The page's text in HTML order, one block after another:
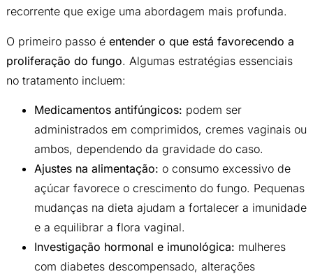
recorrente que exige uma abordagem mais profunda.
O primeiro passo é entender o que está favorecendo a
proliferação do fungo. Algumas estratégias essenciais
no tratamento incluem:
Medicamentos antifúngicos: podem ser
administrados em comprimidos, cremes vaginais ou
ambos, dependendo da gravidade do caso.
Ajustes na alimentação: o consumo excessivo de
açúcar favorece o crescimento do fungo. Pequenas
mudanças na dieta ajudam a fortalecer a imunidade
e a equilibrar a flora vaginal.
Investigação hormonal e imunológica: mulheres
com diabetes descompensado, alterações